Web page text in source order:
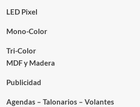
LED Pixel
Mono-Color
Tri-Color
MDF y Madera
Publicidad
Agendas – Talonarios – Volantes